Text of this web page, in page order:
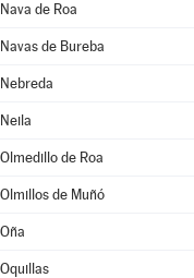
Nava de Roa
Navas de Bureba
Nebreda
Neila
Olmedillo de Roa
Olmillos de Muñó
Oña
Oquillas